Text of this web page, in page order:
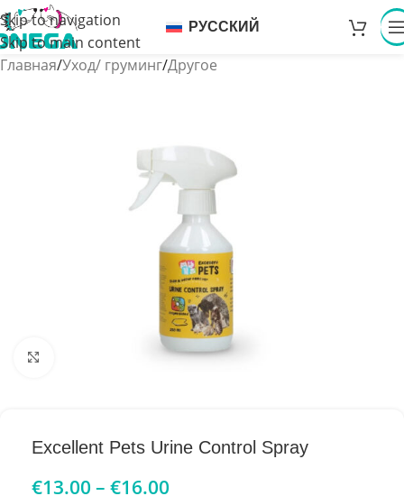
Skip to navigation
Skip to main content
РУССКИЙ
Главная/Уход/ груминг/Другое
Excellent Pets Urine Control Spray
€13.00 – €16.00